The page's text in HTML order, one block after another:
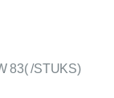
83( /STUKS)